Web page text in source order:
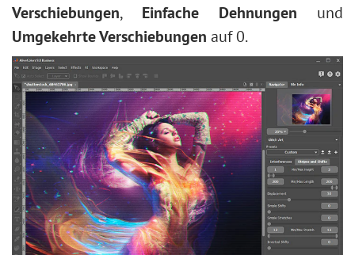
Verschiebungen, Einfache Dehnungen und
Umgekehrte Verschiebungen auf 0.